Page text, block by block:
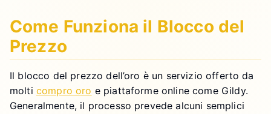
Come Funziona il Blocco del
Prezzo
Il blocco del prezzo dell’oro è un servizio offerto da
molti compro oro e piattaforme online come Gildy.
Generalmente, il processo prevede alcuni semplici